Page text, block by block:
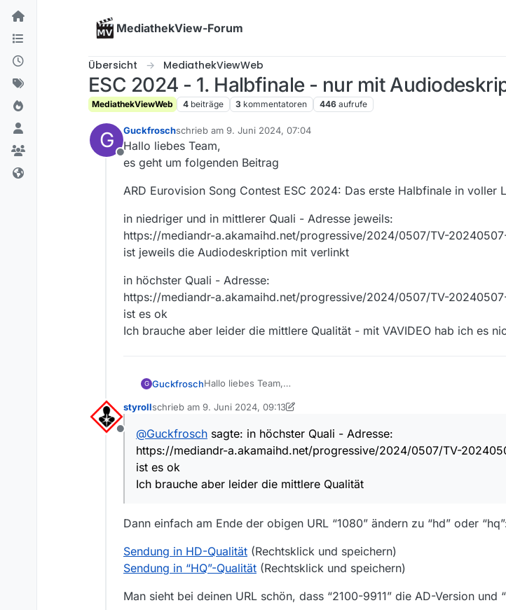
Skip to content
MediathekView-Forum
Übersicht MediathekViewWeb
ESC 2024 - 1. Halbfinale - nur mit
MediathekViewWeb 4 beiträge 3 kommentatoren 446 aufrufe
G
Offline
Guckfroschschrieb am 9. Juni 2024, 07:04
zuletzt editiert von
Hallo liebes Team,
es geht um folgenden Beitrag
ARD Eurovision Song Contest ESC 2024: Das erste Halbfinale in voller
in niedriger und in mittlerer Quali - Adresse jeweils:
https://mediandr-a.akamaihd.net/progressive/2024/0507/TV-
ist jeweils die Audiodeskription mit verlinkt
in höchster Quali - Adresse:
https://mediandr-a.akamaihd.net/progressive/2024/0507/TV-
ist es ok
Ich brauche aber leider die mittlere Qualität - mit VAVIDEO hab ich es
G GuckfroschHallo liebes Team,
ARD Eurovision Song Contest ESC 2024: Das erste Halbfinale in voller
in niedriger und in mittlerer Quali - Adresse jeweils:
https://mediandr-a.akamaihd.net/progressive/2024/0507/TV-
https://mediandr-a.akamaihd.net/progressive/2024/0507/TV-
ist es ok
Offline
styrollschrieb am 9. Juni 2024, 09:13
zuletzt editiert von styroll 6. Sept. 2024, 13:11
@Guckfrosch sagte: in höchster Quali - Adresse:
https://mediandr-a.akamaihd.net/progressive/2024/0507/TV-
ist es ok
Ich brauche aber leider die mittlere Qualität
Dann einfach am Ende der obigen URL “1080” ändern zu “hd” oder
Sendung in HD-Qualität (Rechtsklick und speichern)
Sendung in “HQ”-Qualität (Rechtsklick und speichern)
Man sieht bei deinen URL schön, dass “2100-9911” die AD-Version und